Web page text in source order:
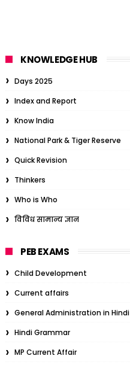
KNOWLEDGE HUB
Days 2025
Index and Report
Know India
National Park & Tiger Reserve
Quick Revision
Thinkers
Who is Who
विविध सामान्य ज्ञान
PEB EXAMS
Child Development
Current affairs
General Administration in Hindi
Hindi Grammar
MP Current Affair